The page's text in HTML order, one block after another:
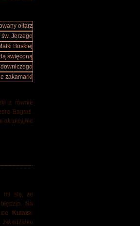
z równie
Bagrati,
atrakcyjnie
mi się, że
Na
Kutaisi.
zwiedzaniu